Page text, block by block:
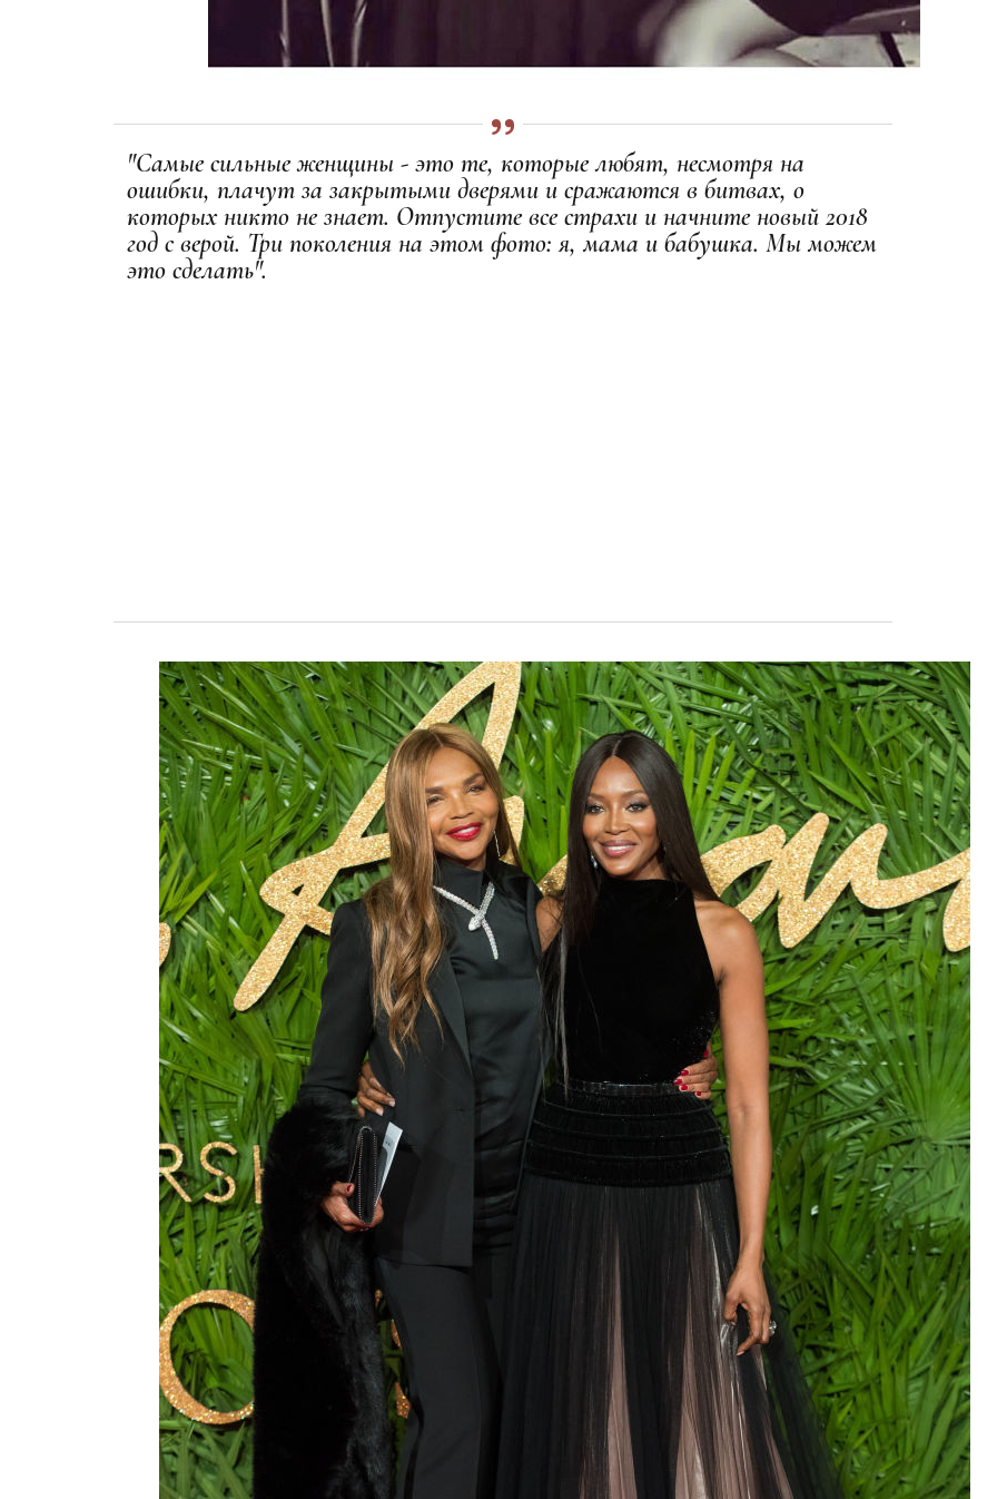
"Самые сильные женщины - это те, которые любят, несмотря на
ошибки, плачут за закрытыми дверями и сражаются в битвах, о
которых никто не знает. Отпустите все страхи и начните новый 2018
год с верой. Три поколения на этом фото: я, мама и бабушка. Мы можем
это сделать".